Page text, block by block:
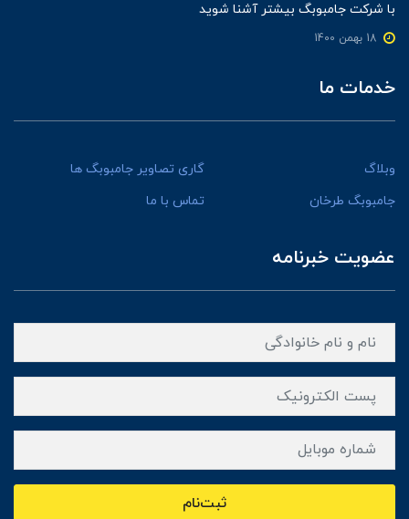
با شرکت جامبوبگ بیشتر آشنا شوید
خدمات ما
وبلاگ
گاری تصاویر جامبوبگ ها
جامبوبگ طرخان
تماس با ما
عضویت خبرنامه
ثبت‌نام